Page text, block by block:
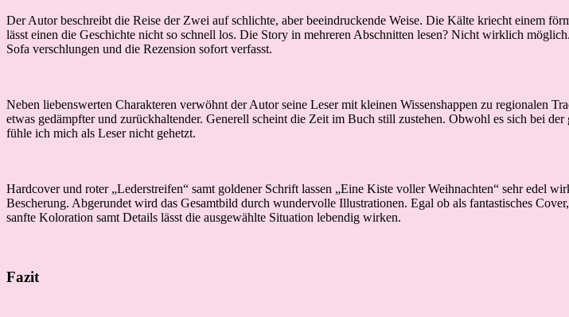
Der Autor beschreibt die Reise der Zwei auf schlichte, aber beeindruckende Weise. Die Kälte kriecht einem
lässt einen die Geschichte nicht so schnell los. Die Story in mehreren Abschnitten lesen? Nicht wirklich
Sofa verschlungen und die Rezension sofort verfasst.
Neben liebenswerten Charakteren verwöhnt der Autor seine Leser mit kleinen Wissenshappen zu regionalen
etwas gedämpfter und zurückhaltender. Generell scheint die Zeit im Buch still zustehen. Obwohl es sich bei
fühle ich mich als Leser nicht gehetzt.
Hardcover und roter „Lederstreifen“ samt goldener Schrift lassen „Eine Kiste voller Weihnachten“ sehr edel
Bescherung. Abgerundet wird das Gesamtbild durch wundervolle Illustrationen. Egal ob als fantastisches
sanfte Koloration samt Details lässt die ausgewählte Situation lebendig wirken.
Fazit